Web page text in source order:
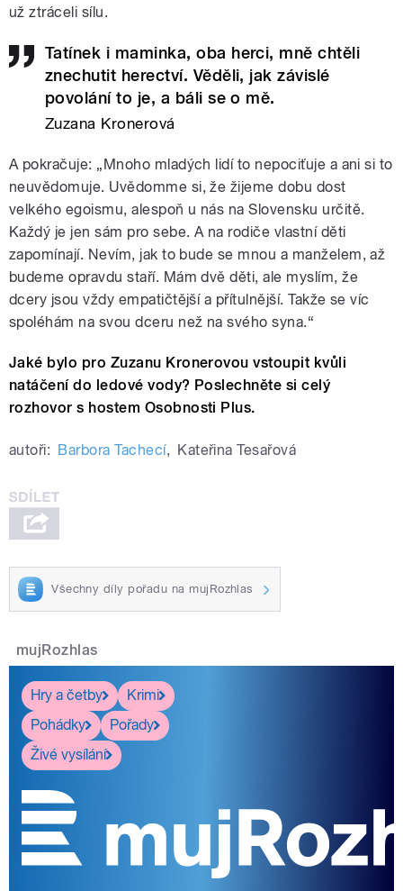
už ztráceli sílu.
Tatínek i maminka, oba herci, mně chtěli
znechutit herectví. Věděli, jak závislé
povolání to je, a báli se o mě.
Zuzana Kronerová
A pokračuje: „Mnoho mladých lidí to nepociťuje a ani si to
neuvědomuje. Uvědomme si, že žijeme dobu dost
velkého egoismu, alespoň u nás na Slovensku určitě.
Každý je jen sám pro sebe. A na rodiče vlastní děti
zapomínají. Nevím, jak to bude se mnou a manželem, až
budeme opravdu staří. Mám dvě děti, ale myslím, že
dcery jsou vždy empatičtější a přítulnější. Takže se víc
spoléhám na svou dceru než na svého syna.“
Jaké bylo pro Zuzanu Kronerovou vstoupit kvůli
natáčení do ledové vody? Poslechněte si celý
rozhovor s hostem Osobnosti Plus.
autoři: Barbora Tachecí, Kateřina Tesařová
Všechny díly pořadu na mujRozhlas
mujRozhlas
Hry a četby
Krimi
Pohádky
Pořady
Živé vysílání